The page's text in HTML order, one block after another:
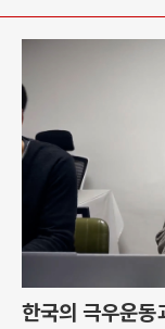
한국의 극우운동